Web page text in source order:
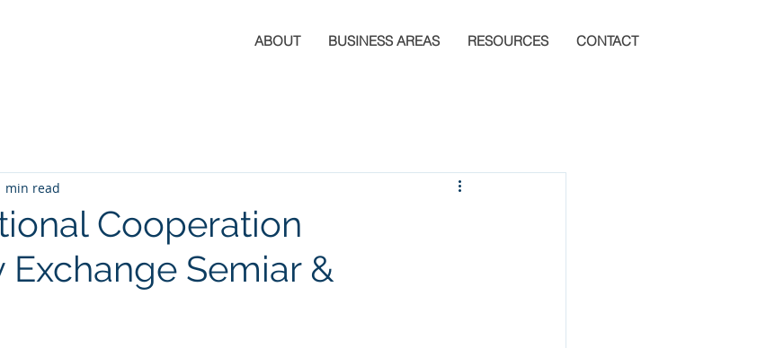
ABOUT BUSINESS AREAS RESOURCES CONTACT
Cooperation
Semiar &
min read